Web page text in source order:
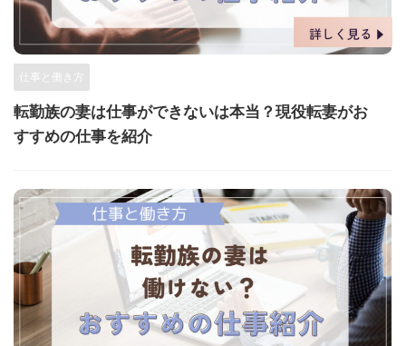
仕事と働き方
転勤族の妻は仕事ができないは本当？現役転妻がお
すすめの仕事を紹介